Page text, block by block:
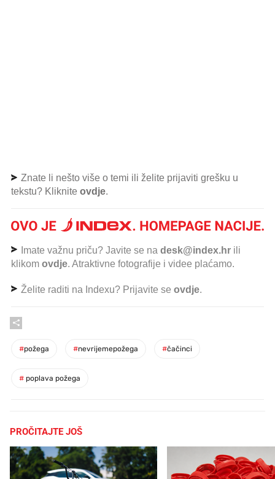
Znate li nešto više o temi ili želite prijaviti grešku u
tekstu? Kliknite ovdje.
Imate važnu priču? Javite se na desk@index.hr ili
klikom ovdje. Atraktivne fotografije i videe plaćamo.
Želite raditi na Indexu? Prijavite se ovdje.
#požega #nevrijemepožega #čačinci
# poplava požega
PROČITAJTE JOŠ